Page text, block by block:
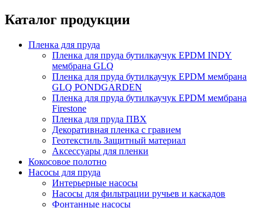
Каталог продукции
Пленка для пруда
Пленка для пруда бутилкаучук EPDM INDY
мембрана GLQ
Пленка для пруда бутилкаучук EPDM мембрана
GLQ PONDGARDEN
Пленка для пруда бутилкаучук EPDM мембрана
Firestone
Пленка для пруда ПВХ
Декоративная пленка с гравием
Геотекстиль Защитный материал
Аксессуары для пленки
Кокосовое полотно
Насосы для пруда
Интерьерные насосы
Насосы для фильтрации ручьев и каскадов
Фонтанные насосы